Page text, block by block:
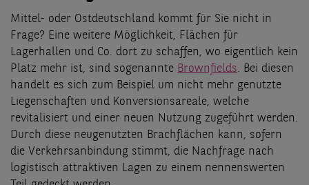
Mittel- oder Ostdeutschland kommt für Sie nicht in
Frage? Eine weitere Möglichkeit, Flächen für
Lagerhallen und Co. dort zu schaffen, wo eigentlich kein
Platz mehr ist, sind sogenannte Brownfields. Bei diesen
handelt es sich zum Beispiel um nicht mehr genutzte
Liegenschaften und Konversionsareale, welche
revitalisiert und einer neuen Nutzung zugeführt werden.
Durch diese neugenutzten Brachflächen kann, sofern
die Verkehrsanbindung stimmt, die Nachfrage nach
logistisch attraktiven Lagen zu einem nennenswerten